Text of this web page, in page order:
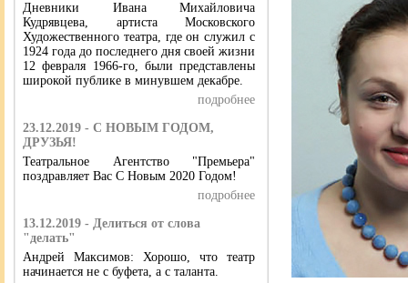
Дневники Ивана Михайловича
Кудрявцева, артиста Московского
Художественного театра, где он служил с
1924 года до последнего дня своей жизни
12 февраля 1966-го, были представлены
широкой публике в минувшем декабре.
подробнее
23.12.2019 - С НОВЫМ ГОДОМ,
ДРУЗЬЯ!
Театральное Агентство "Премьера"
поздравляет Вас С Новым 2020 Годом!
подробнее
13.12.2019 - Делиться от слова
"делать"
Андрей Максимов: Хорошо, что театр
начинается не с буфета, а с таланта.